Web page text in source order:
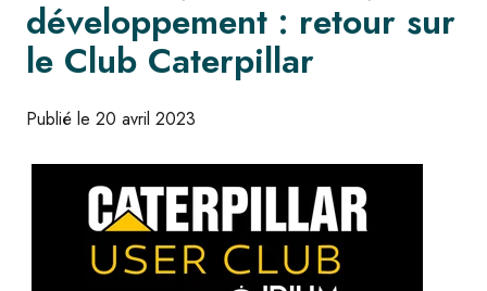
développement : retour sur
le Club Caterpillar
Publié le 20 avril 2023